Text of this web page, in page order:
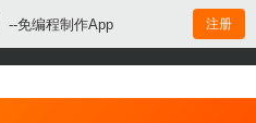
--免编程制作App 注册